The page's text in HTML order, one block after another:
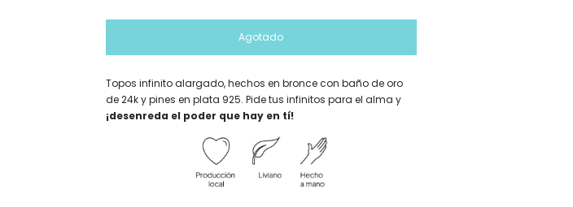
Topos infinito alargado, hechos en bronce con baño de oro
de 24k y pines en plata 925. Pide tus infinitos para el alma y
¡desenreda el poder que hay en tí!